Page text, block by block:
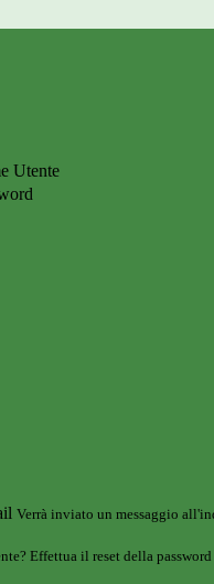
Utente
Verrà inviato un messaggio
Effettua il reset della